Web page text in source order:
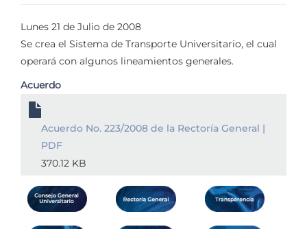
Lunes 21 de Julio de 2008
Se crea el Sistema de Transporte Universitario, el cual
operará con algunos lineamientos generales.
Acuerdo
Acuerdo No. 223/2008 de la Rectoría General |
PDF
370.12 KB